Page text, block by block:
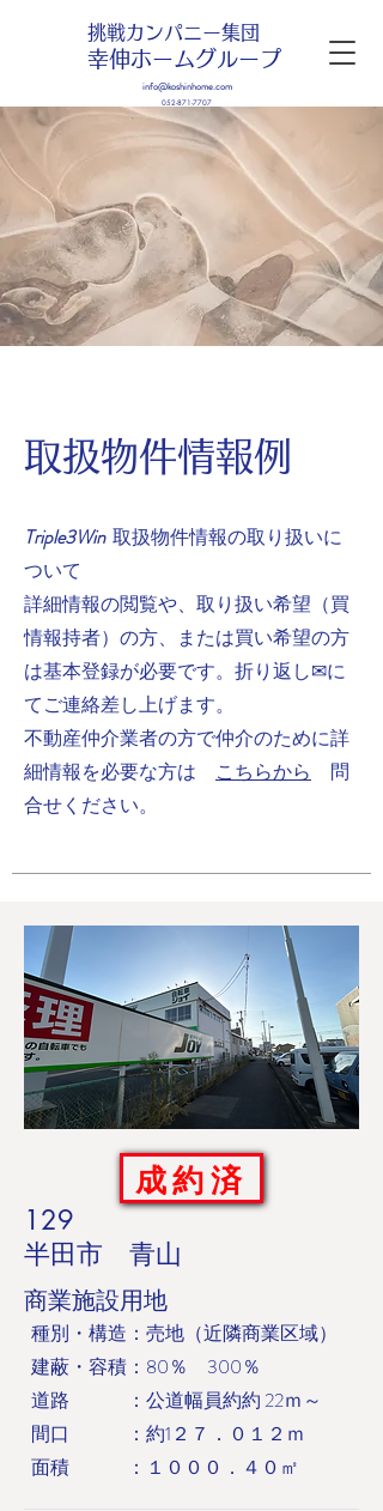
幸伸ホームグループ
挑戦カンパニー集団
info@koshinhome.com
052-871-7707
​取扱物件情報例
Triple3Win 取扱物件情報の取り扱いに
ついて
詳細情報の閲覧や、取り扱い希望（買
情報持者）の方、または買い希望の方
は基本登録が必要です。折り返し✉に
てご連絡差し上げます。
不動産仲介業者の方で仲介のために詳
細情報を必要な方は こちらから 問
合せください。
成約済
129
半田市 青山
商業施設用地
​種別・構造：売地（近隣商業区域）
建蔽・容積：80％ 300％
道路 ：公道幅員約約 22ｍ～
​間口 ：約1２７．０１２ｍ
面積 ：１０００．４０㎡